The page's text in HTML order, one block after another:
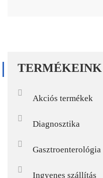
TERMÉKEINK
Akciós termékek
Diagnosztika
Gasztroenterológia
Ingyenes szállítás